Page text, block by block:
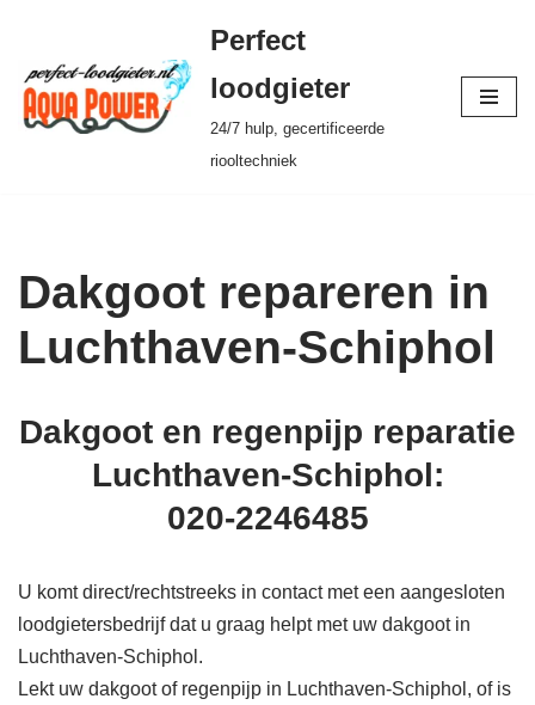
Ga
naar
de
Perfect
loodgieter
24/7 hulp, gecertificeerde
riooltechniek
Dakgoot repareren in
Luchthaven-Schiphol
Dakgoot en regenpijp reparatie
Luchthaven-Schiphol:
020-2246485
U komt direct/rechtstreeks in contact met een aangesloten
loodgietersbedrijf dat u graag helpt met uw dakgoot in
Luchthaven-Schiphol.
Lekt uw dakgoot of regenpijp in Luchthaven-Schiphol, of is